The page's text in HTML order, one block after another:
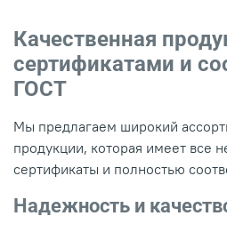
Качественная
сертификатами и
ГОСТ
Мы предлагаем широкий
продукции, которая имеет все
сертификаты и полностью
Надежность и